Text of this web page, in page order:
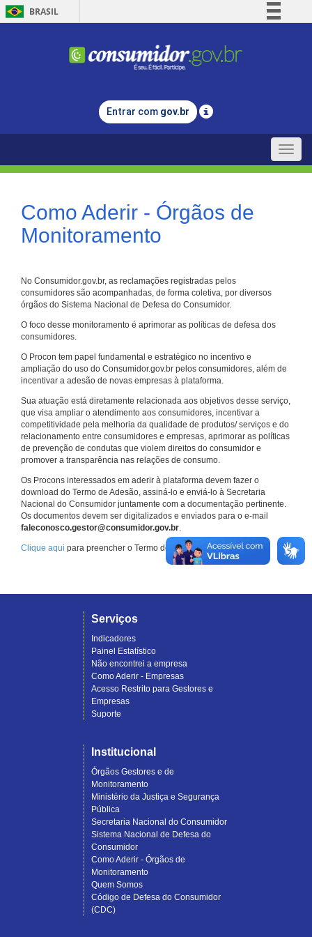
BRASIL
Comunica BR
Legislação
Entrar com gov.br
Toggle
Como Aderir - Órgãos de
Monitoramento
No Consumidor.gov.br, as reclamações registradas pelos
consumidores são acompanhadas, de forma coletiva, por diversos
órgãos do Sistema Nacional de Defesa do Consumidor.
O foco desse monitoramento é aprimorar as políticas de defesa dos
consumidores.
O Procon tem papel fundamental e estratégico no incentivo e
ampliação do uso do Consumidor.gov.br pelos consumidores, além de
incentivar a adesão de novas empresas à plataforma.
Sua atuação está diretamente relacionada aos objetivos desse serviço,
que visa ampliar o atendimento aos consumidores, incentivar a
competitividade pela melhoria da qualidade de produtos/ serviços e do
relacionamento entre consumidores e empresas, aprimorar as políticas
de prevenção de condutas que violem direitos do consumidor e
promover a transparência nas relações de consumo.
Os Procons interessados em aderir à plataforma devem fazer o
download do Termo de Adesão, assiná-lo e enviá-lo à Secretaria
Nacional do Consumidor juntamente com a documentação pertinente.
Os documentos devem ser digitalizados e enviados para o e-mail
faleconosco.gestor@consumidor.gov.br.
Clique aqui para preencher o Termo de Adesão.
Serviços
Indicadores
Painel Estatístico
Não encontrei a empresa
Como Aderir - Empresas
Acesso Restrito para Gestores e
Empresas
Suporte
Institucional
Órgãos Gestores e de
Monitoramento
Ministério da Justiça e Segurança
Pública
Secretaria Nacional do Consumidor
Sistema Nacional de Defesa do
Consumidor
Como Aderir - Órgãos de
Monitoramento
Quem Somos
Código de Defesa do Consumidor
(CDC)